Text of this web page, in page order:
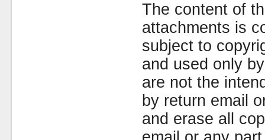
The content of
attachments is
subject to
and used only
are not the
by return email
and erase all